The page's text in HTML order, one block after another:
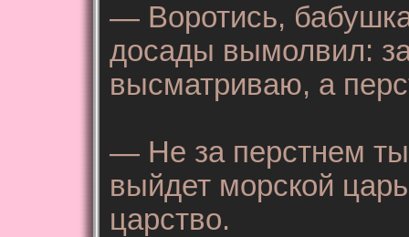
— Воротись,
досады вымолвил:
высматриваю, а
— Не за перстнем ты
выйдет морской
царство.